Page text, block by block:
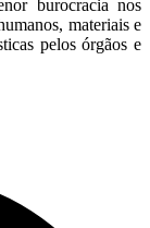
burocracia nos
materiais e
pelos órgãos e